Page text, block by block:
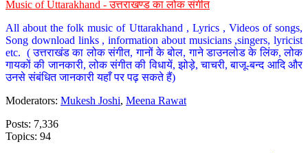
Music of Uttarakhand - उत्तराखण्ड का लोक संगीत
All about the folk music of Uttarakhand , Lyrics , Videos of songs,
Song download links , information about musicians ,singers, lyricist
etc. ( उत्तराखंड का लोक संगीत, गानों के बोल, गाने डाउनलोड के लिंक, लोक
गायकों की जानकारी, लोक संगीत की विधायें, झोड़े, चाचरी, बाजू-बन्द आदि और
उनसे संबंधित जानकारी यहाँ पर पढ़ सकते हैं)
Moderators: Mukesh Joshi, Meena Rawat
Posts: 7,336
Topics: 94